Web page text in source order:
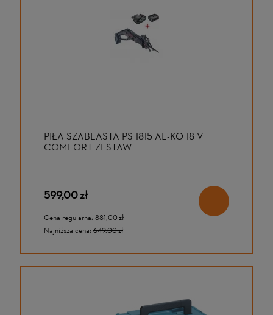
PIŁA SZABLASTA PS 1815 AL-KO 18 V
COMFORT ZESTAW
599,00 zł
Cena regularna: 881,00 zł
Najniższa cena: 649,00 zł